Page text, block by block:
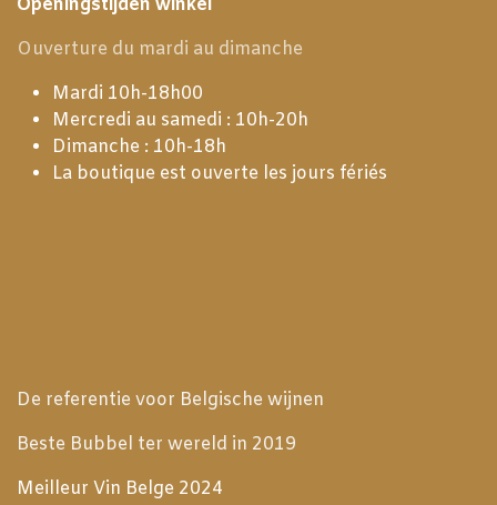
Openingstijden winkel
Ouverture du mardi au dimanche
Mardi 10h-18h00
Mercredi au samedi : 10h-20h
Dimanche : 10h-18h
La boutique est ouverte les jours fériés
De referentie voor Belgische wijnen
Beste Bubbel ter wereld in 2019
Meilleur Vin Belge 2024